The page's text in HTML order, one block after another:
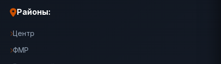
Районы:
Центр
ФМР